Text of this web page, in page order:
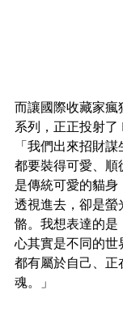
而讓國際收藏家瘋
系列，正正投射了
「我們出來招財
都要裝得可愛、順
是傳統可愛的貓身
透視進去，卻是螢
骼。我想表達的是
心其實是不同的世
都有屬於自己、正
魂。」